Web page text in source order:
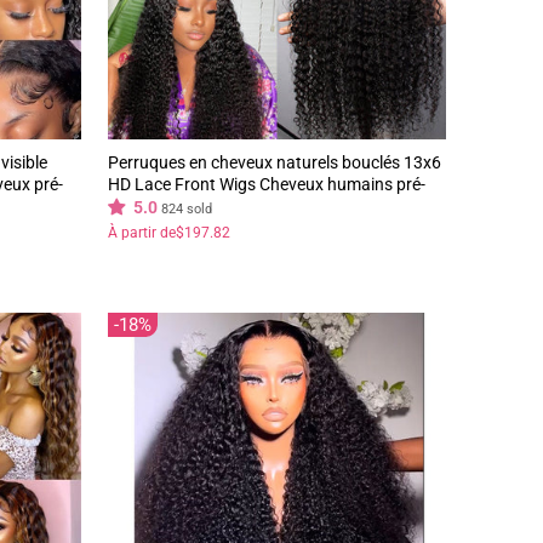
pré-
Perruques en cheveux naturels bouclés 13x6
HD Lace Front Wigs Cheveux humains pré-
épilés Perruque sans colle-Geeta Hair
5.0 824 sold
À partir de$197.82
18%